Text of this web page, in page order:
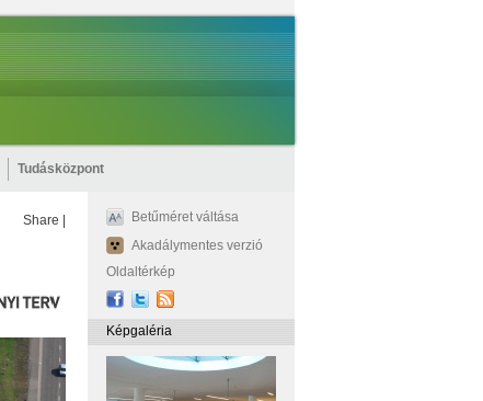
Tudásközpont
Share
Betűméret váltása
Akadálymentes verzió
Oldaltérkép
Képgaléria